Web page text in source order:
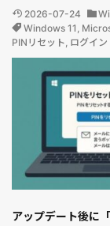
2026-07-24
Windows 11 ,
PINリセット, ログイ
アップデート後に